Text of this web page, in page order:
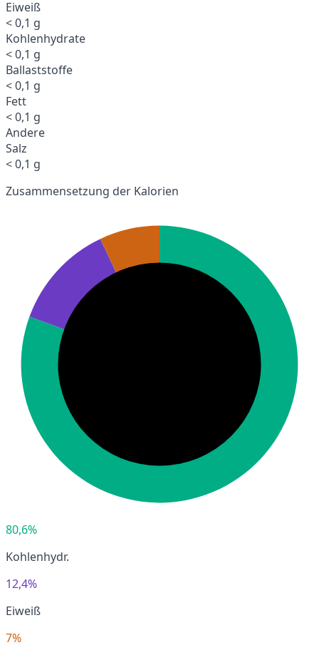
Eiweiß
< 0,1 g
Kohlenhydrate
< 0,1 g
Ballaststoffe
< 0,1 g
Fett
< 0,1 g
Andere
Salz
< 0,1 g
Zusammensetzung der Kalorien
80,6%
Kohlenhydr.
12,4%
Eiweiß
7%